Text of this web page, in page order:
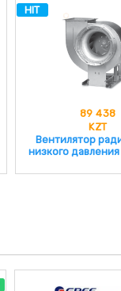
HIT
89 438
KZT
Вентилятор
низкого